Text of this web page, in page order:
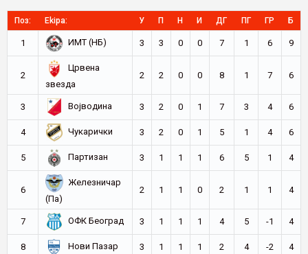
Поз: Ekipa: У П Н И ДГ ПГ ГР Б
1 ИМТ (НБ) 3 3 0 0 7 1 6 9
2
Црвена
звезда
2 2 0 0 8 1 7 6
3 Војводина 3 2 0 1 7 3 4 6
4 Чукарички 3 2 0 1 5 1 4 6
5 Партизан 3 1 1 1 6 5 1 4
6
Железничар
(Па)
2 1 1 0 2 1 1 4
7 ОФК Београд 3 1 1 1 4 5 -1 4
8 Нови Пазар 3 1 1 1 2 4 -2 4